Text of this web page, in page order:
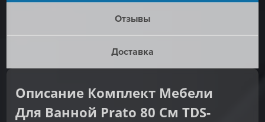
Отзывы
Доставка
Описание Комплект Мебели
Для Ванной Prato 80 См TDS-